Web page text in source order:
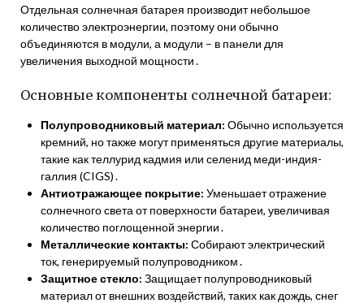
Отдельная солнечная батарея производит небольшое
количество электроэнергии, поэтому они обычно
объединяются в модули, а модули – в панели для
увеличения выходной мощности․
Основные компоненты солнечной батареи:
Полупроводниковый материал: Обычно используется
кремний, но также могут применяться другие материалы,
такие как теллурид кадмия или селенид меди-индия-
галлия (CIGS)․
Антиотражающее покрытие: Уменьшает отражение
солнечного света от поверхности батареи, увеличивая
количество поглощенной энергии․
Металлические контакты: Собирают электрический
ток, генерируемый полупроводником․
Защитное стекло: Защищает полупроводниковый
материал от внешних воздействий, таких как дождь, снег